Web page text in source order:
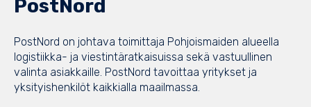
PostNord
PostNord on johtava toimittaja Pohjoismaiden alueella
logistiikka- ja viestintäratkaisuissa sekä vastuullinen
valinta asiakkaille. PostNord tavoittaa yritykset ja
yksityishenkilöt kaikkialla maailmassa.